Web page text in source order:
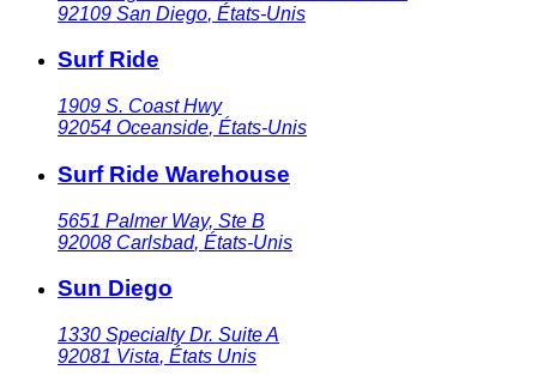
92109 San Diego, États-Unis
Surf Ride
1909 S. Coast Hwy
92054 Oceanside, États-Unis
Surf Ride Warehouse
5651 Palmer Way, Ste B
92008 Carlsbad, États-Unis
Sun Diego
1330 Specialty Dr. Suite A
92081 Vista, États Unis